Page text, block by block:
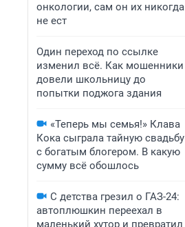
онкологии, сам он их никогда
не ест
Один переход по ссылке
изменил всё. Как мошенники
довели школьницу до
попытки поджога здания
«Теперь мы семья!» Клава
Кока сыграла тайную свадьбу
с богатым блогером. В какую
сумму всё обошлось
С детства грезил о ГАЗ-24:
автоплюшкин переехал в
маленький хутор и превратил